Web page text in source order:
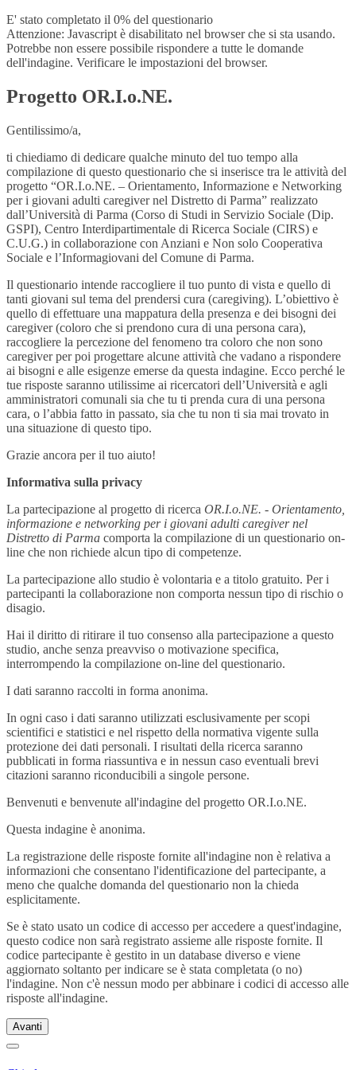
E' stato completato il 0% del questionario
Attenzione: Javascript è disabilitato nel browser che si sta usando.
Potrebbe non essere possibile rispondere a tutte le domande
dell'indagine. Verificare le impostazioni del browser.
Progetto OR.I.o.NE.
Gentilissimo/a,
ti chiediamo di dedicare qualche minuto del tuo tempo alla
compilazione di questo questionario che si inserisce tra le attività del
progetto “OR.I.o.NE. – Orientamento, Informazione e Networking
per i giovani adulti caregiver nel Distretto di Parma” realizzato
dall’Università di Parma (Corso di Studi in Servizio Sociale (Dip.
GSPI), Centro Interdipartimentale di Ricerca Sociale (CIRS) e
C.U.G.) in collaborazione con Anziani e Non solo Cooperativa
Sociale e l’Informagiovani del Comune di Parma.
Il questionario intende raccogliere il tuo punto di vista e quello di
tanti giovani sul tema del prendersi cura (caregiving). L’obiettivo è
quello di effettuare una mappatura della presenza e dei bisogni dei
caregiver (coloro che si prendono cura di una persona cara),
raccogliere la percezione del fenomeno tra coloro che non sono
caregiver per poi progettare alcune attività che vadano a rispondere
ai bisogni e alle esigenze emerse da questa indagine. Ecco perché le
tue risposte saranno utilissime ai ricercatori dell’Università e agli
amministratori comunali sia che tu ti prenda cura di una persona
cara, o l’abbia fatto in passato, sia che tu non ti sia mai trovato in
una situazione di questo tipo.
Grazie ancora per il tuo aiuto!
Informativa sulla privacy
La partecipazione al progetto di ricerca OR.I.o.NE. - Orientamento,
informazione e networking per i giovani adulti caregiver nel
Distretto di Parma comporta la compilazione di un questionario on-
line che non richiede alcun tipo di competenze.
La partecipazione allo studio è volontaria e a titolo gratuito. Per i
partecipanti la collaborazione non comporta nessun tipo di rischio o
disagio.
Hai il diritto di ritirare il tuo consenso alla partecipazione a questo
studio, anche senza preavviso o motivazione specifica,
interrompendo la compilazione on-line del questionario.
I dati saranno raccolti in forma anonima.
In ogni caso i dati saranno utilizzati esclusivamente per scopi
scientifici e statistici e nel rispetto della normativa vigente sulla
protezione dei dati personali. I risultati della ricerca saranno
pubblicati in forma riassuntiva e in nessun caso eventuali brevi
citazioni saranno riconducibili a singole persone.
Benvenuti e benvenute all'indagine del progetto OR.I.o.NE.
Questa indagine è anonima.
La registrazione delle risposte fornite all'indagine non è relativa a
informazioni che consentano l'identificazione del partecipante, a
meno che qualche domanda del questionario non la chieda
esplicitamente.
Se è stato usato un codice di accesso per accedere a quest'indagine,
questo codice non sarà registrato assieme alle risposte fornite. Il
codice partecipante è gestito in un database diverso e viene
aggiornato soltanto per indicare se è stata completata (o no)
l'indagine. Non c'è nessun modo per abbinare i codici di accesso alle
risposte all'indagine.
Avanti